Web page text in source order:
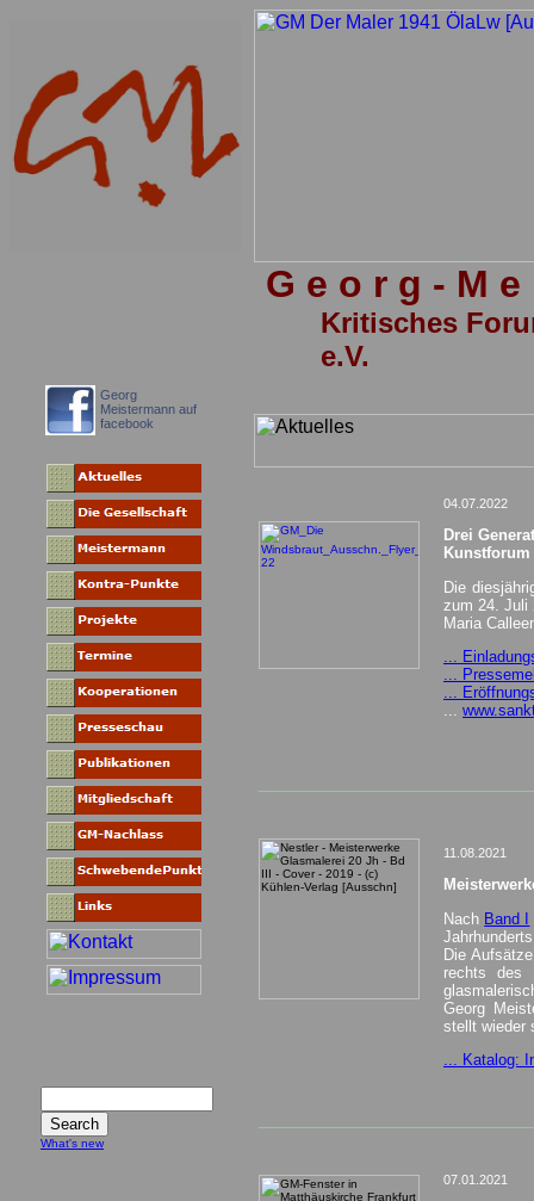
Georg
Meistermann auf
facebook
What's new
G e o r g - M
Kritisches
e.V.
04.07.2022
Drei
Die
zum 24. Juli
Maria
...
...
...
11.08.2021
Nach Band I
Die
rechts des
Georg
stellt wieder
... Katalog:
07.01.2021